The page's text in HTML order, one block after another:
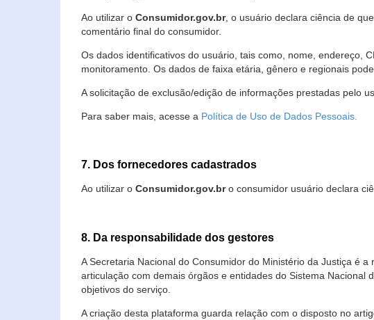
Ao utilizar o Consumidor.gov.br, o usuário declara ciência de
comentário final do consumidor.
Os dados identificativos do usuário, tais como, nome, endereço,
monitoramento. Os dados de faixa etária, gênero e regionais
A solicitação de exclusão/edição de informações prestadas pelo
Para saber mais, acesse a Política de Uso de Dados Pessoais.
7. Dos fornecedores cadastrados
Ao utilizar o Consumidor.gov.bro consumidor usuário declara
8. Da responsabilidade dos gestores
A Secretaria Nacional do Consumidor do Ministério da Justiça é
articulação com demais órgãos e entidades do Sistema
objetivos do serviço.
A criação desta plataforma guarda relação com o disposto no